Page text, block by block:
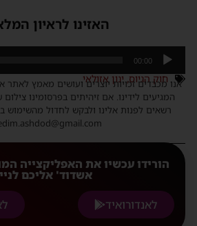
האזינו לראיון המלא
00:00
חוק הגיוס,ינון אזולאי
אנו מכבדים זכויות יוצרים ועושים מאמץ לאתר את
המגיעים לידינו. אם זיהיתים בפרסומינו צילום
רשאים לפנות אלינו ולבקש לחדול מהשימוש
haredim.ashdod@gmail.com
הורידו עכשיו את האפליקצייה
אשדוד' אליכם לנייד
לאנדורואיד